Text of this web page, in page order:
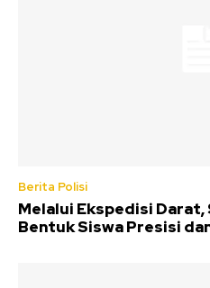
Berita Polisi
Melalui Ekspedisi Darat,
Bentuk Siswa Presisi